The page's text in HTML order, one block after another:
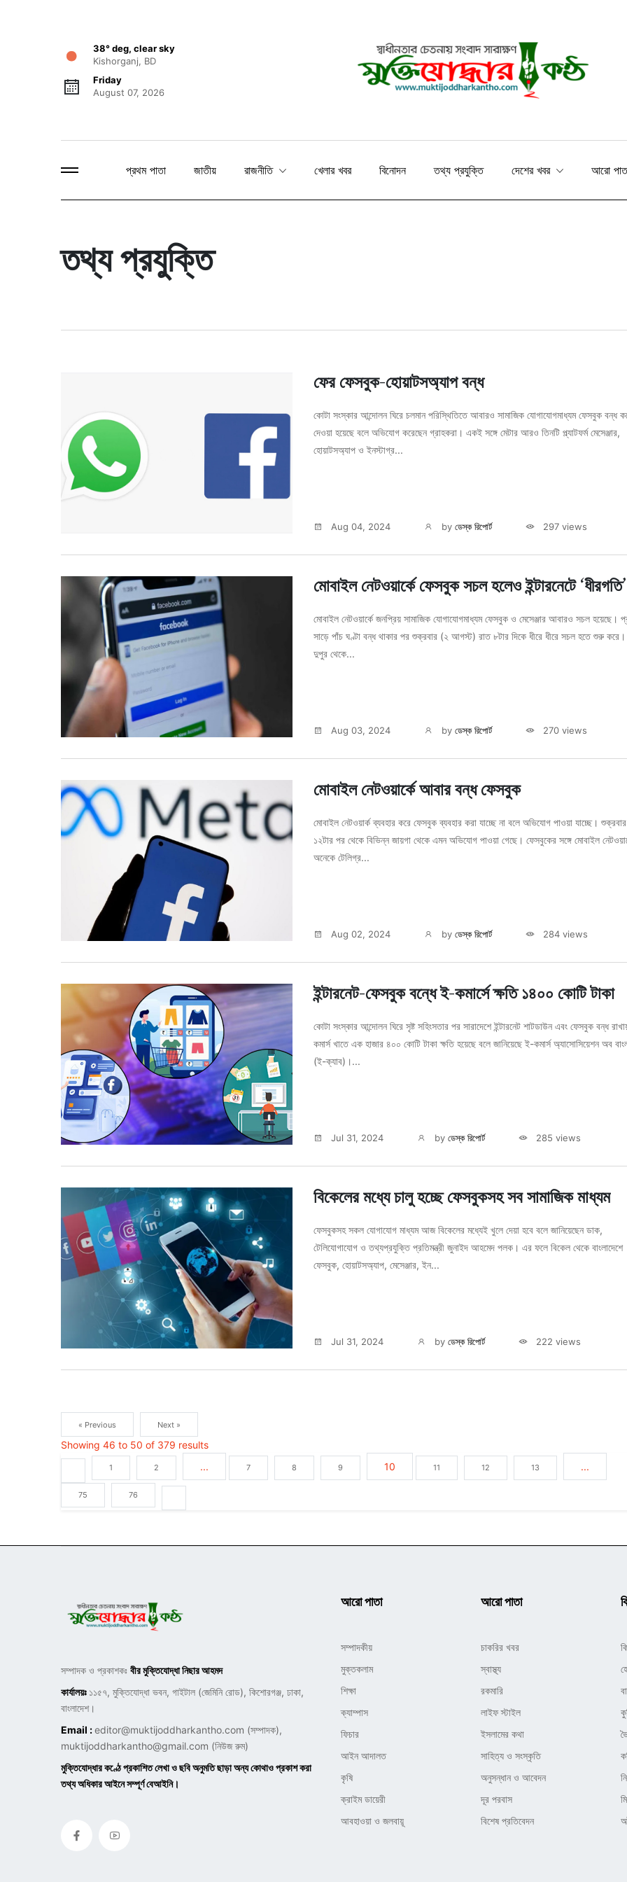
38° deg, clear sky
Kishorganj, BD
Friday
August 07, 2026
প্রথম পাতা জাতীয় রাজনীতি খেলার খবর বিনোদন তথ্য প্রযুক্তি দেশের খবর আরো
তথ্য প্রযুক্তি
ফের ফেসবুক-হোয়াটসঅ্যাপ বন্ধ
কোটা সংস্কার আন্দোলন ঘিরে চলমান পরিস্থিতিতে আবারও সামাজিক যোগাযোগমাধ্যম ফেসবুক বন্ধ
দেওয়া হয়েছে বলে অভিযোগ করেছেন গ্রাহকরা। একই সঙ্গে মেটার আরও তিনটি প্ল্যাটফর্ম মেসেঞ্জার,
হোয়াটসঅ্যাপ ও ইনস্টাগ্র...
Aug 04, 2024 byডেস্ক রিপোর্ট 297 views
মোবাইল নেটওয়ার্কে ফেসবুক সচল হলেও ইন্টারনেটে ‘ধীরগতি’
মোবাইল নেটওয়ার্কে জনপ্রিয় সামাজিক যোগাযোগমাধ্যম ফেসবুক ও মেসেঞ্জার আবারও সচল হয়েছে।
সাড়ে পাঁচ ঘণ্টা বন্ধ থাকার পর শুক্রবার (২ আগস্ট) রাত ৮টার দিকে ধীরে ধীরে সচল হতে শুরু
দুপুর থেকে...
Aug 03, 2024 byডেস্ক রিপোর্ট 270 views
মোবাইল নেটওয়ার্কে আবার বন্ধ ফেসবুক
মোবাইল নেটওয়ার্ক ব্যবহার করে ফেসবুক ব্যবহার করা যাচ্ছে না বলে অভিযোগ পাওয়া যাচ্ছে।
১২টার পর থেকে বিভিন্ন জায়গা থেকে এমন অভিযোগ পাওয়া গেছে। ফেসবুকের সঙ্গে মোবাইল
অনেকে টেলিগ্র...
Aug 02, 2024 byডেস্ক রিপোর্ট 284 views
ইন্টারনেট-ফেসবুক বন্ধে ই-কমার্সে ক্ষতি ১৪০০ কোটি টাকা
কোটা সংস্কার আন্দোলন ঘিরে সৃষ্ট সহিংসতার পর সারাদেশে ইন্টারনেট শাটডাউন এবং ফেসবুক বন্ধ
কমার্স খাতে এক হাজার ৪০০ কোটি টাকা ক্ষতি হয়েছে বলে জানিয়েছে ই-কমার্স অ্যাসোসিয়েশন অব
(ই-ক্যাব)।...
Jul 31, 2024 byডেস্ক রিপোর্ট 285 views
বিকেলের মধ্যে চালু হচ্ছে ফেসবুকসহ সব সামাজিক মাধ্যম
ফেসবুকসহ সকল যোগাযোগ মাধ্যম আজ বিকেলের মধ্যেই খুলে দেয়া হবে বলে জানিয়েছেন ডাক,
টেলিযোগাযোগ ও তথ্যপ্রযুক্তি প্রতিমন্ত্রী জুনাইদ আহমেদ পলক। এর ফলে বিকেল থেকে বাংলাদেশে
ফেসবুক, হোয়াটসঅ্যাপ, মেসেঞ্জার, ইন...
Jul 31, 2024 byডেস্ক রিপোর্ট 222 views
« Previous Next »
Showing 46 to 50 of 379 results
1 2 ... 7 8 9 10 11 12 13 ...
75 76
সম্পাদক ও প্রকাশকঃ বীর মুক্তিযোদ্ধা নিছার আহমদ
কার্যালয়ঃ ১১৫৭, মুক্তিযোদ্ধা ভবন, গাইটাল (জেমিনি রোড), কিশোরগঞ্জ, ঢাকা,
বাংলাদেশ।
Email :editor@muktijoddharkantho.com (সম্পাদক),
muktijoddharkantho@gmail.com (নিউজ রুম)
মুক্তিযোদ্ধার কণ্ঠে প্রকাশিত লেখা ও ছবি অনুমতি ছাড়া অন্য কোথাও প্রকাশ করা
তথ্য অধিকার আইনে সম্পূর্ণ বেআইনি।
আরো পাতা
সম্পাদকীয়
মুক্তকলাম
শিক্ষা
ক্যাম্পাস
ফিচার
আইন আদালত
কৃষি
ক্রাইম ডায়েরী
আবহাওয়া ও জলবায়ূ
আরো পাতা
চাকরির খবর
স্বাস্থ্য
রকমারি
লাইফ স্টাইল
ইসলামের কথা
সাহিত্য ও সংস্কৃতি
অনুসন্ধান ও আবেদন
দূর পরবাস
বিশেষ প্রতিবেদন